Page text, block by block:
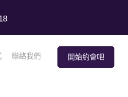
聯絡我們 開始約會吧